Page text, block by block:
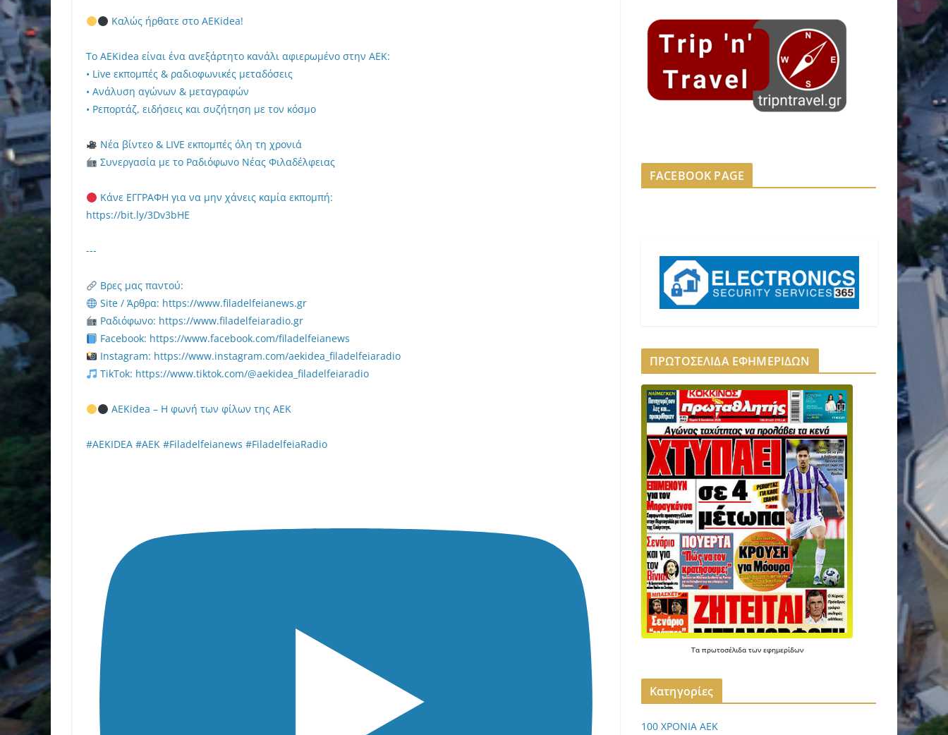
Καλώς ήρθατε στο AEKidea!
Το AEKidea είναι ένα ανεξάρτητο κανάλι αφιερωμένο στην ΑΕΚ:
• Live εκπομπές & ραδιοφωνικές μεταδόσεις
• Ανάλυση αγώνων & μεταγραφών
• Ρεπορτάζ, ειδήσεις και συζήτηση με τον κόσμο
Νέα βίντεο & LIVE εκπομπές όλη τη χρονιά
Συνεργασία με το Ραδιόφωνο Νέας Φιλαδέλφειας
Κάνε ΕΓΓΡΑΦΗ για να μην χάνεις καμία εκπομπή:
https://bit.ly/3Dv3bHE
---
Βρες μας παντού:
Site / Άρθρα: https://www.filadelfeianews.gr
Ραδιόφωνο: https://www.filadelfeiaradio.gr
Facebook: https://www.facebook.com/filadelfeianews
Instagram: https://www.instagram.com/aekidea_filadelfeiaradio
TikTok: https://www.tiktok.com/@aekidea_filadelfeiaradio
AEKidea – Η φωνή των φίλων της ΑΕΚ
#AEKIDEA #AEK #Filadelfeianews #FiladelfeiaRadio
FACEBOOK PAGE
ΠΡΩΤΟΣΕΛΙΔΑ ΕΦΗΜΕΡΙΔΩΝ
Τα πρωτοσέλιδα των εφημερίδων
Kατηγορίες
100 ΧΡΟΝΙΑ ΑΕΚ